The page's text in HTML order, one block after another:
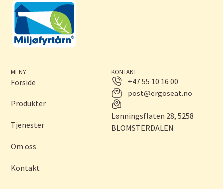
MENY
Forside
Produkter
Tjenester
Om oss
Kontakt
KONTAKT
+47 55 10 16 00
post@ergoseat.no
Lønningsflaten 28, 5258
BLOMSTERDALEN